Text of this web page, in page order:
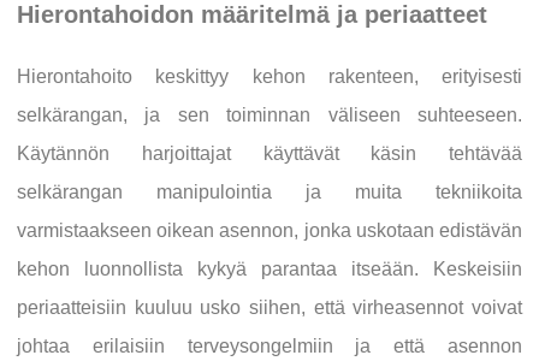
Hierontahoidon määritelmä ja periaatteet
Hierontahoito keskittyy kehon rakenteen, erityisesti
selkärangan, ja sen toiminnan väliseen suhteeseen.
Käytännön harjoittajat käyttävät käsin tehtävää
selkärangan manipulointia ja muita tekniikoita
varmistaakseen oikean asennon, jonka uskotaan edistävän
kehon luonnollista kykyä parantaa itseään. Keskeisiin
periaatteisiin kuuluu usko siihen, että virheasennot voivat
johtaa erilaisiin terveysongelmiin ja että asennon